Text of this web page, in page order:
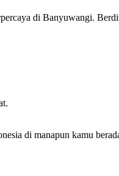
di Banyuwangi.
di manapun kamu